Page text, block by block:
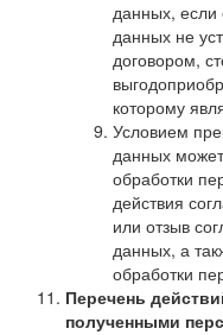
данных, если
данных не
договором,
которому
Условием
данных
обработки
действия
или отзыв
данных, а
обработки
Перечень
полученными